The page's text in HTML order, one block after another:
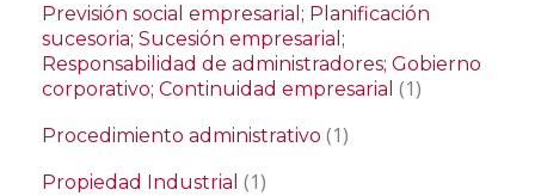
Previsión social empresarial; Planificación
sucesoria; Sucesión empresarial;
Responsabilidad de administradores; Gobierno
corporativo; Continuidad empresarial (1)
Procedimiento administrativo (1)
Propiedad Industrial (1)